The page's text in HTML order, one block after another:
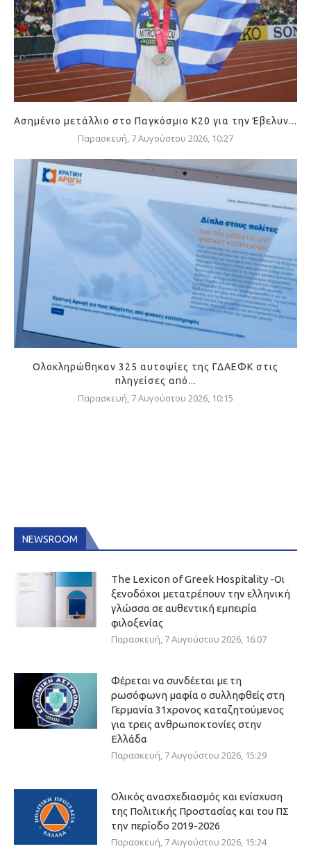
Ασημένιο μετάλλιο στο Παγκόσμιο Κ20 για την Έβελυν...
Παρασκευή, 7 Αυγούστου 2026, 10:27
Ολοκληρώθηκαν 325 αυτοψίες της ΓΔΑΕΦΚ στις
πληγείσες από...
Παρασκευή, 7 Αυγούστου 2026, 10:15
NEWSROOM
The Lexicon of Greek Hospitality -Οι
ξενοδόχοι μετατρέπουν την ελληνική
γλώσσα σε αυθεντική εμπειρία
φιλοξενίας
Παρασκευή, 7 Αυγούστου 2026, 16:07
Φέρεται να συνδέεται με τη
ρωσόφωνη μαφία ο συλληφθείς στη
Γερμανία 31χρονος καταζητούμενος
για τρεις ανθρωποκτονίες στην
Ελλάδα
Παρασκευή, 7 Αυγούστου 2026, 15:29
Ολικός ανασχεδιασμός και ενίσχυση
της Πολιτικής Προστασίας και του ΠΣ
την περίοδο 2019-2026
Παρασκευή, 7 Αυγούστου 2026, 15:24